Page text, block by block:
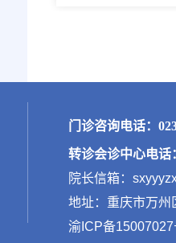
门诊咨询电话：
转诊会诊中心电话
院长信箱：
地址：重庆市万州
渝ICP备15007027